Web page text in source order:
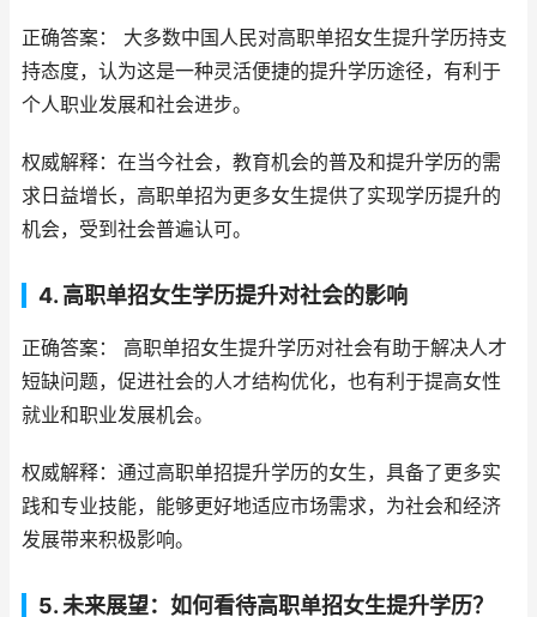
正确答案： 大多数中国人民对高职单招女生提升学历持支
持态度，认为这是一种灵活便捷的提升学历途径，有利于
个人职业发展和社会进步。
权威解释：在当今社会，教育机会的普及和提升学历的需
求日益增长，高职单招为更多女生提供了实现学历提升的
机会，受到社会普遍认可。
4. 高职单招女生学历提升对社会的影响
正确答案： 高职单招女生提升学历对社会有助于解决人才
短缺问题，促进社会的人才结构优化，也有利于提高女性
就业和职业发展机会。
权威解释：通过高职单招提升学历的女生，具备了更多实
践和专业技能，能够更好地适应市场需求，为社会和经济
发展带来积极影响。
5. 未来展望：如何看待高职单招女生提升学历？